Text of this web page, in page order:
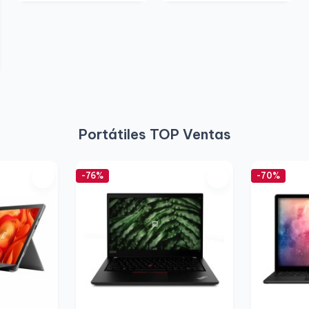
Portátiles TOP Ventas
-76% -70%